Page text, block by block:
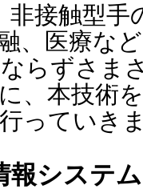
非接触型手
、医療な
らずさま
、本技術
っていき
報システ